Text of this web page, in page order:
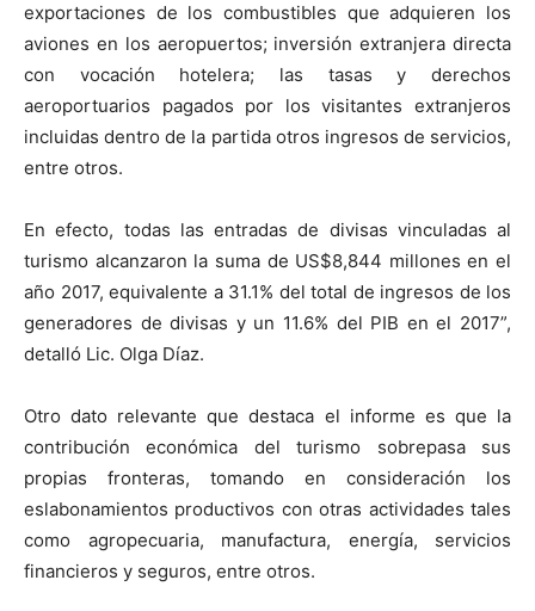
exportaciones de los combustibles que adquieren los
aviones en los aeropuertos; inversión extranjera directa
con vocación hotelera; las tasas y derechos
aeroportuarios pagados por los visitantes extranjeros
incluidas dentro de la partida otros ingresos de servicios,
entre otros.
En efecto, todas las entradas de divisas vinculadas al
turismo alcanzaron la suma de US$8,844 millones en el
año 2017, equivalente a 31.1% del total de ingresos de los
generadores de divisas y un 11.6% del PIB en el 2017”,
detalló Lic. Olga Díaz.
Otro dato relevante que destaca el informe es que la
contribución económica del turismo sobrepasa sus
propias fronteras, tomando en consideración los
eslabonamientos productivos con otras actividades tales
como agropecuaria, manufactura, energía, servicios
financieros y seguros, entre otros.